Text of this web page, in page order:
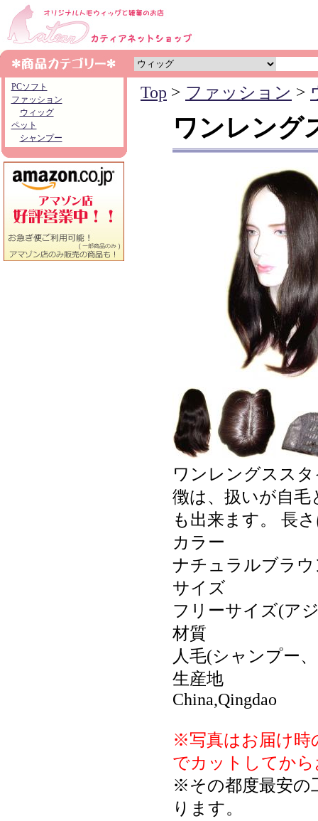
PCソフト
ファッション
ウィッグ
ペット
シャンプー
Top > ファッション >
ワンレング
ワンレングスス
徴は、扱いが自
も出来ます。 長
カラー
ナチュラルブラウ
サイズ
フリーサイズ(ア
材質
人毛(シャンプー
生産地
China,Qingdao
※写真はお届け時
でカットしてか
※その都度最安の
ります。